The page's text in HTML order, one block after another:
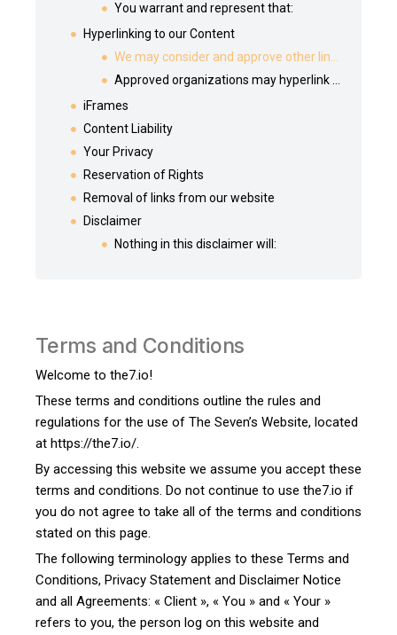
Terms and Conditions
Welcome to the7.io!
These terms and conditions outline the rules and
regulations for the use of The Seven’s Website, located
at https://the7.io/.
By accessing this website we assume you accept these
terms and conditions. Do not continue to use the7.io if
you do not agree to take all of the terms and conditions
stated on this page.
The following terminology applies to these Terms and
Conditions, Privacy Statement and Disclaimer Notice
and all Agreements: « Client », « You » and « Your »
refers to you, the person log on this website and
You warrant and represent that:
Hyperlinking to our Content
iFrames
Content Liability
Your Privacy
Reservation of Rights
Removal of links from our website
Disclaimer
Nothing in this disclaimer will: